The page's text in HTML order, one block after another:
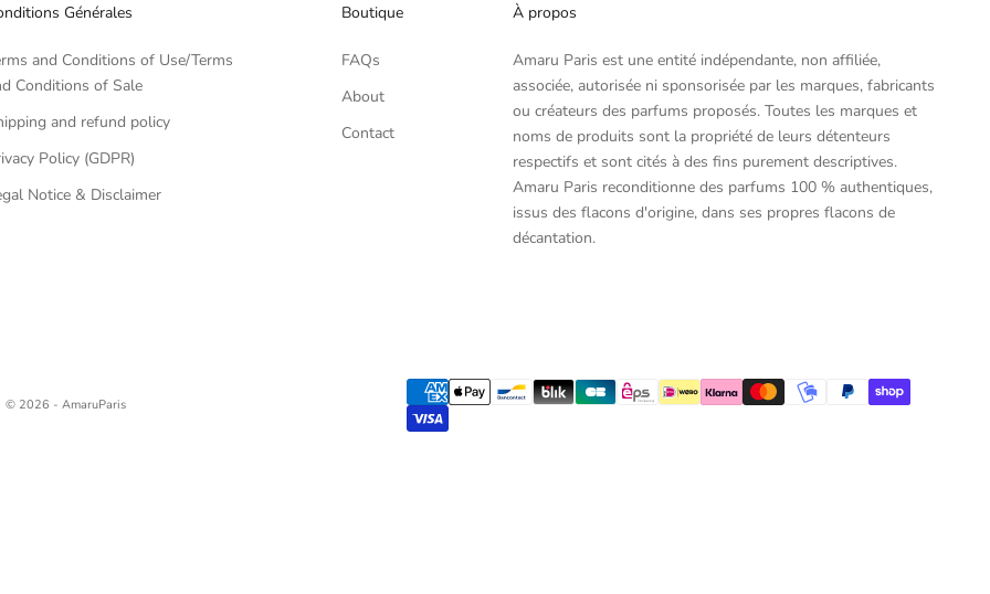
Générales
and Conditions of Use/Terms
Conditions of Sale
and refund policy
Policy (GDPR)
Notice & Disclaimer
Boutique
FAQs
About
Contact
À propos
Amaru Paris est une entité indépendante, non affiliée,
associée, autorisée ni sponsorisée par les marques, fabricants
ou créateurs des parfums proposés. Toutes les marques et
noms de produits sont la propriété de leurs détenteurs
respectifs et sont cités à des fins purement descriptives.
Amaru Paris reconditionne des parfums 100 % authentiques,
issus des flacons d'origine, dans ses propres flacons de
décantation.
© 2026 - AmaruParis